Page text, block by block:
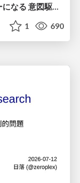
AI時代に設計が 最大の生産性レバーになる 意図駆動開発とデータを消さない設計｜Don't Delete Your Data or Your Intent — Design as the Deepest Lever in the AI Era
1 690